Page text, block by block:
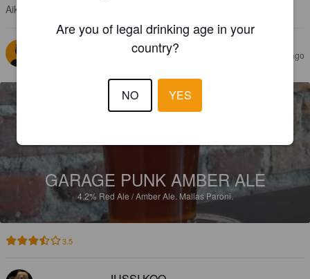
Aika blandu
PROFESSORI MIGUEL 10 months ago
GARAGE PUNK AMBER ALE
4.2% Red Ale / Amber Ale. Mallas Paroni.
3.5
Are you of legal drinking age in your
country?
NO YES